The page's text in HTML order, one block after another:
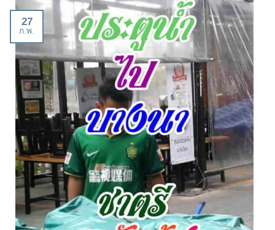
27
ก.พ.